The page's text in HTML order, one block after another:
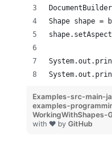
Shape shape
Examples-src-main-
examples-
WorkingWithShapes-
with ❤ by GitHub